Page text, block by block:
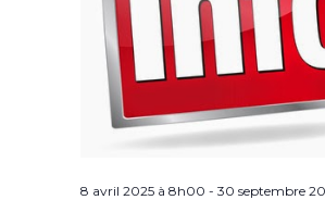
8 avril 2025 à 8h00 - 30 septembre